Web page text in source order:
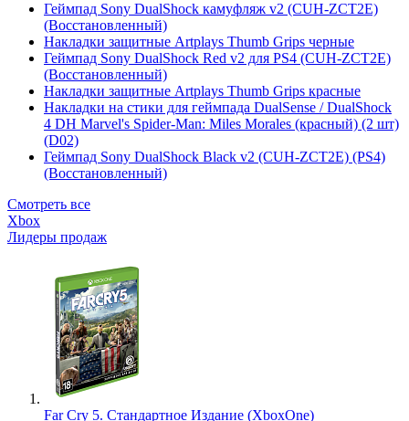
Геймпад Sony DualShock камуфляж v2 (CUH-ZCT2E)
(Восстановленный)
Накладки защитные Artplays Thumb Grips черные
Геймпад Sony DualShock Red v2 для PS4 (CUH-ZCT2E)
(Восстановленный)
Накладки защитные Artplays Thumb Grips красные
Накладки на стики для геймпада DualSense / DualShock
4 DH Marvel's Spider-Man: Miles Morales (красный) (2 шт)
(D02)
Геймпад Sony DualShock Black v2 (CUH-ZCT2E) (PS4)
(Восстановленный)
Смотреть все
Xbox
Лидеры продаж
Far Cry 5. Стандартное Издание (XboxOne)